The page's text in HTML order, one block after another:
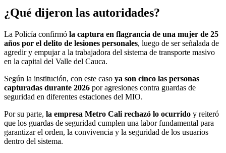
¿Qué dijeron las autoridades?
La Policía confirmó la captura en flagrancia de una mujer de 25
años por el delito de lesiones personales, luego de ser señalada de
agredir y empujar a la trabajadora del sistema de transporte masivo
en la capital del Valle del Cauca.
Según la institución, con este caso ya son cinco las personas
capturadas durante 2026 por agresiones contra guardas de
seguridad en diferentes estaciones del MIO.
Por su parte, la empresa Metro Cali rechazó lo ocurrido y reiteró
que los guardas de seguridad cumplen una labor fundamental para
garantizar el orden, la convivencia y la seguridad de los usuarios
dentro del sistema.